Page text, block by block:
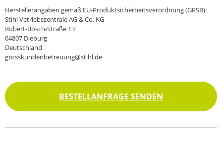
Herstellerangaben gemäß EU-Produktsicherheitsverordnung (GPSR):
Stihl Vetriebszentrale AG & Co. KG
Robert-Bosch-Straße 13
64807 Dieburg
Deutschland
grosskundenbetreuung@stihl.de
BESTELLANFRAGE SENDEN